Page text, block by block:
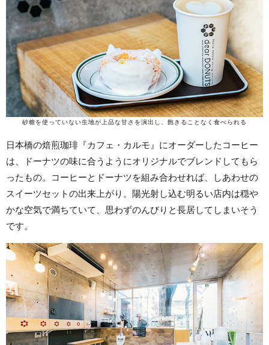
砂糖を使っていない生地が上品な甘さを演出し、飽きることなく食べられる
日本橋の焙煎珈琲『カフェ・カルモ』にオーダーしたコーヒー
は、ドーナツの味に合うようにオリジナルでブレンドしてもら
ったもの。コーヒーとドーナツを組み合わせれば、しあわせの
スイーツセットの出来上がり。陽光射し込む明るい店内は穏や
かな空気で満ちていて、思わずのんびりと長居してしまいそう
です。